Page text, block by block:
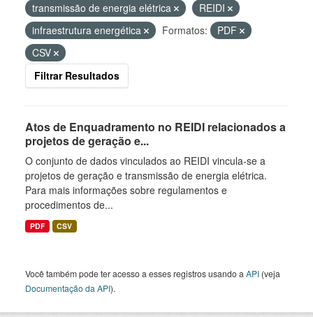
transmissão de energia elétrica
REIDI
infraestrutura energética
Formatos:
PDF
CSV
Filtrar Resultados
Atos de Enquadramento no REIDI relacionados a
projetos de geração e...
O conjunto de dados vinculados ao REIDI vincula-se a
projetos de geração e transmissão de energia elétrica.
Para mais informações sobre regulamentos e
procedimentos de...
PDF CSV
Você também pode ter acesso a esses registros usando a API (veja
Documentação da API).